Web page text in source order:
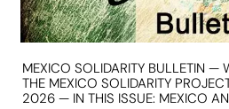
MEXICO SOLIDARITY BULLETIN —
THE MEXICO SOLIDARITY
2026 — IN THIS ISSUE: MEXICO